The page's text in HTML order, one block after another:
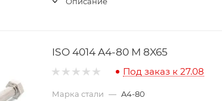
ISO 4014 A4-80 M 8X65
Под заказ к 27.08
Марка стали — A4-80